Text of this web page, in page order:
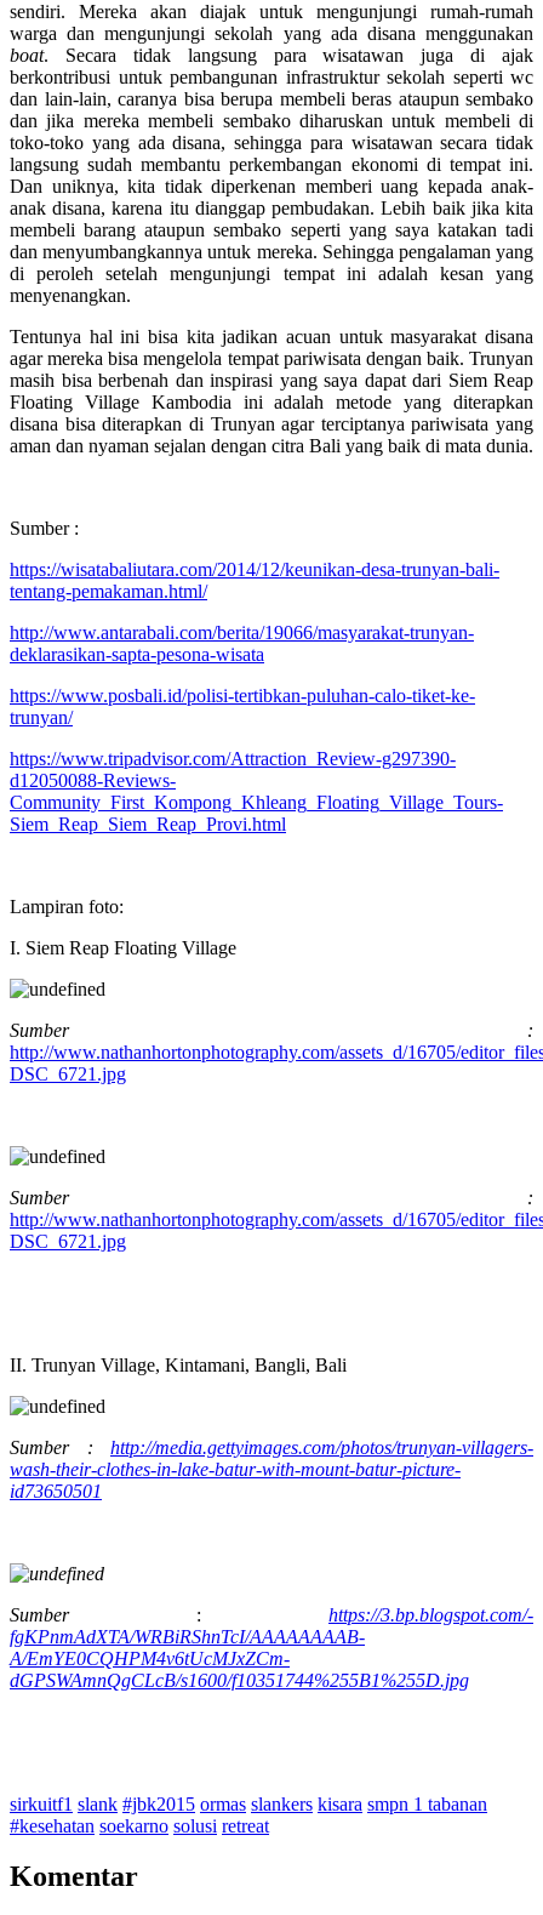
sendiri. Mereka akan diajak untuk mengunjungi rumah-rumah
warga dan mengunjungi sekolah yang ada disana menggunakan
boat. Secara tidak langsung para wisatawan juga di ajak
berkontribusi untuk pembangunan infrastruktur sekolah seperti wc
dan lain-lain, caranya bisa berupa membeli beras ataupun sembako
dan jika mereka membeli sembako diharuskan untuk membeli di
toko-toko yang ada disana, sehingga para wisatawan secara tidak
langsung sudah membantu perkembangan ekonomi di tempat ini.
Dan uniknya, kita tidak diperkenan memberi uang kepada anak-
anak disana, karena itu dianggap pembudakan. Lebih baik jika kita
membeli barang ataupun sembako seperti yang saya katakan tadi
dan menyumbangkannya untuk mereka. Sehingga pengalaman yang
di peroleh setelah mengunjungi tempat ini adalah kesan yang
menyenangkan.
Tentunya hal ini bisa kita jadikan acuan untuk masyarakat disana
agar mereka bisa mengelola tempat pariwisata dengan baik. Trunyan
masih bisa berbenah dan inspirasi yang saya dapat dari Siem Reap
Floating Village Kambodia ini adalah metode yang diterapkan
disana bisa diterapkan di Trunyan agar terciptanya pariwisata yang
aman dan nyaman sejalan dengan citra Bali yang baik di mata dunia.
Sumber :
https://wisatabaliutara.com/2014/12/keunikan-desa-trunyan-bali-
tentang-pemakaman.html/
http://www.antarabali.com/berita/19066/masyarakat-trunyan-
deklarasikan-sapta-pesona-wisata
https://www.posbali.id/polisi-tertibkan-puluhan-calo-tiket-ke-
trunyan/
https://www.tripadvisor.com/Attraction_Review-g297390-
d12050088-Reviews-
Community_First_Kompong_Khleang_Floating_Village_Tours-
Siem_Reap_Siem_Reap_Provi.html
Lampiran foto:
I. Siem Reap Floating Village
Sumber :
http://www.nathanhortonphotography.com/assets_d/16705/
DSC_6721.jpg
Sumber :
http://www.nathanhortonphotography.com/assets_d/16705/
DSC_6721.jpg
II. Trunyan Village, Kintamani, Bangli, Bali
Sumber : http://media.gettyimages.com/photos/trunyan-villagers-
wash-their-clothes-in-lake-batur-with-mount-batur-picture-
id73650501
Sumber:
https://3.bp.blogspot.com/-
fgKPnmAdXTA/WRBiRShnTcI/AAAAAAAAB-
A/EmYE0CQHPM4v6tUcMJxZCm-
dGPSWAmnQgCLcB/s1600/f10351744%255B1%255D.jpg
sirkuitf1 slank #jbk2015 ormas slankers kisara smpn 1 tabanan
#kesehatan soekarno solusi retreat
Komentar